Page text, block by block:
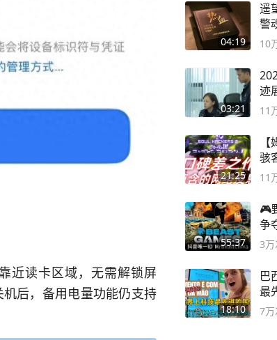
读卡区域，无需解锁屏
后，备用电量功能仍支持
04:19
遥
警
10
03:21
迹
11
21:25
骇
11
55:37
🎮
争
3万
18:10
巴
最
7万